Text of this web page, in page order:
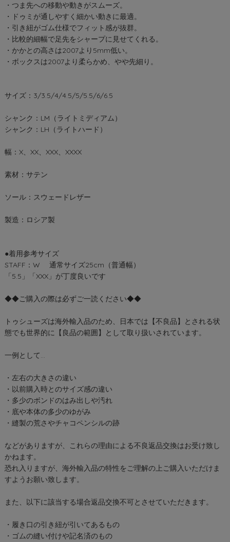
・つま先への移動や動きがスムーズ。
・ドゥミが通しやすく細かい動きに最適。
・引き紐がゴム仕様でフィット感が抜群。
・比較的細幅で足先をシャープに見せてくれる。
・かかとの高さは2007より5mm低い。
・ボックスは2007より柔らかめ、やや先細り。
サイズ：3/3.5/4/4.5/5/5.5/6/6.5
シャンク：LM（ライトミディアム）
シャンク：LH（ライトハード）
幅：X、XX、XXX、XXXX
素材：サテン
ソール：スウェードレザー
製造：ロシア製
●着用参考サイズ
STAFF：W 通常サイズ25cm（普通幅）
「5.5」「XXX」が丁度良いです
◆◆ご購入の際は必ずご一読ください◆◆
トゥシューズは海外輸入品のため、日本では【不良品】とされる状
態でも世界的に【良品の範囲】として取り扱いされています。
一例として…
・左右の大きさの違い
・以前購入時とのサイズ感の違い
・多少のボンドのはみ出しや汚れ
・底や本体の多少のゆがみ
・縫製の荒さやチャコペンシルの跡
などがありますが、これらの理由による不良返品交換はお受け致し
かねます。
恐れ入りますが、海外輸入品の特性をご理解の上ご購入いただけま
すようお願い致します。
また、以下に該当する場合返品交換不可とさせていただきます。
・履き口の引き紐が引いてあるもの
・ゴムの縫い付けや記名済のもの